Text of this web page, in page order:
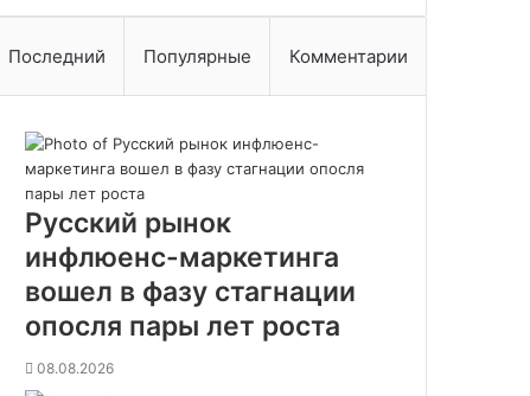
л
п
а
ы
л
е
т
о
с
т
а
Последний Популярные Комментарии
Русский рынок
инфлюенс-маркетинга
вошел в фазу стагнации
опосля пары лет роста
08.08.2026